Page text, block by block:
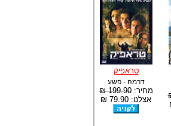
טראפיק
דרמה - פשע
מחיר:199.90 ₪
אצלנו: 79.90 ₪